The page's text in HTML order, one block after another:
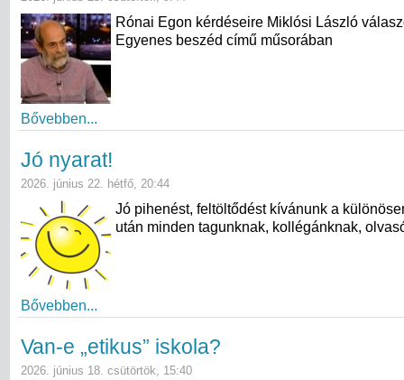
Rónai Egon kérdéseire Miklósi László
Egyenes beszéd című műsorában
Bővebben...
Jó nyarat!
2026. június 22. hétfő, 20:44
Jó pihenést, feltöltődést kívánunk a
után minden tagunknak, kollégánknak,
Bővebben...
Van-e „etikus” iskola?
2026. június 18. csütörtök, 15:40